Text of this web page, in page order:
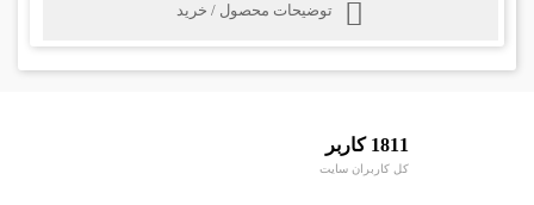
توضیحات محصول / خرید
1811 کاربر
کل کاربران سایت